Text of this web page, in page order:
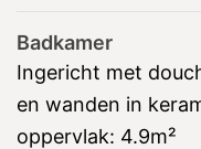
Badkamer
Ingericht met
en wanden in
oppervlak: 4.9m²